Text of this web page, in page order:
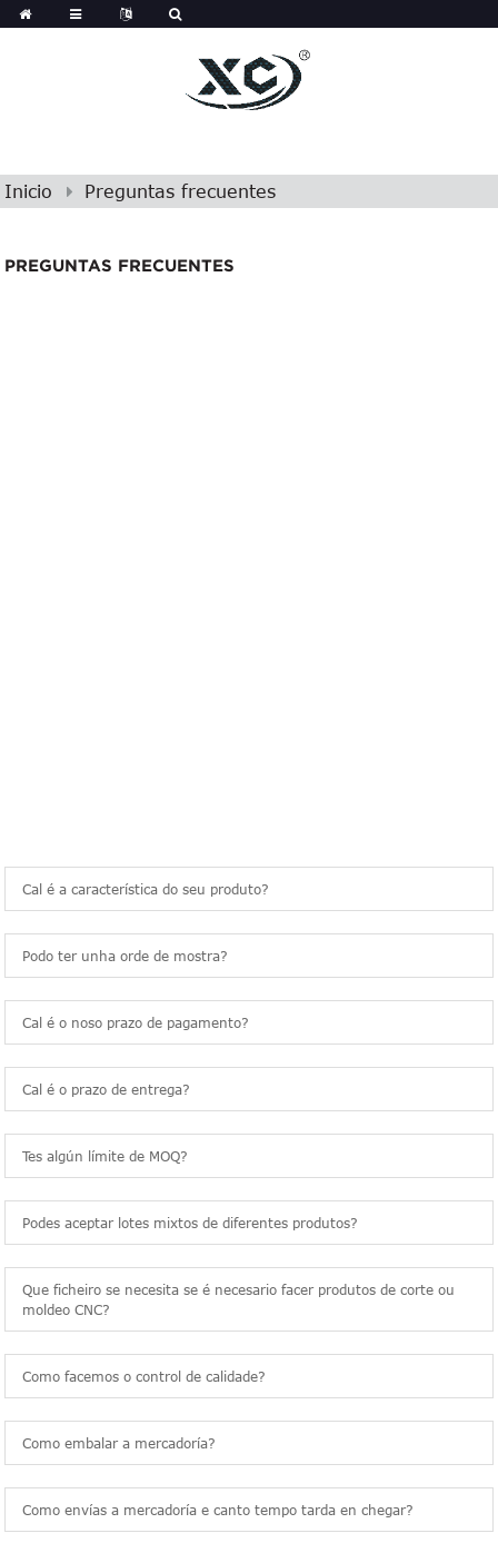
Inicio Preguntas frecuentes
PREGUNTAS FRECUENTES
Cal é a característica do seu produto?
Podo ter unha orde de mostra?
Cal é o noso prazo de pagamento?
Cal é o prazo de entrega?
Tes algún límite de MOQ?
Podes aceptar lotes mixtos de diferentes produtos?
Que ficheiro se necesita se é necesario facer produtos de corte ou
moldeo CNC?
Como facemos o control de calidade?
Como embalar a mercadoría?
Como envías a mercadoría e canto tempo tarda en chegar?